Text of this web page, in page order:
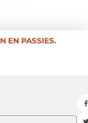
EN PASSIES.